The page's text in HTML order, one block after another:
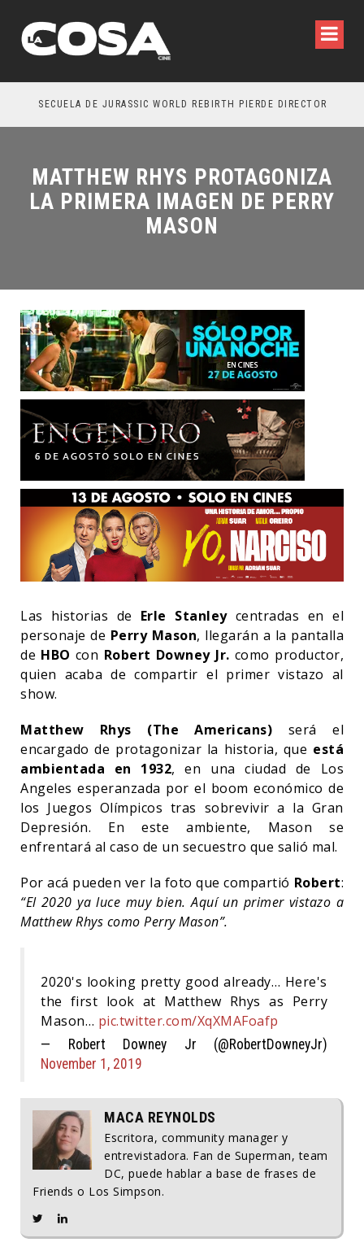
SECUELA DE JURASSIC WORLD REBIRTH PIERDE DIRECTOR
MATTHEW RHYS PROTAGONIZA
LA PRIMERA IMAGEN DE PERRY
MASON
Las historias de Erle Stanleycentradas en el
personaje de Perry Mason, llegarán a la pantalla
de HBO con Robert Downey Jr. como productor,
quien acaba de compartir el primer vistazo al
show.
Matthew Rhys (The Americans) será el
encargado de protagonizar la historia, que está
ambientada en 1932, en una ciudad de Los
Angeles esperanzada por el boom económico de
los Juegos Olímpicos tras sobrevivir a la Gran
Depresión. En este ambiente, Mason se
enfrentará al caso de un secuestro que salió mal.
Por acá pueden ver la foto que compartió Robert:
“El 2020 ya luce muy bien. Aquí un primer vistazo a
Matthew Rhys como Perry Mason”.
2020's looking pretty good already… Here's
the first look at Matthew Rhys as Perry
Mason… pic.twitter.com/XqXMAFoafp
— Robert Downey Jr (@RobertDowneyJr)
November 1, 2019
MACA REYNOLDS
Escritora, community manager y
entrevistadora. Fan de Superman, team
DC, puede hablar a base de frases de
Friends o Los Simpson.